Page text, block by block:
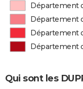
Département
Département
Département
Département
Qui sont les